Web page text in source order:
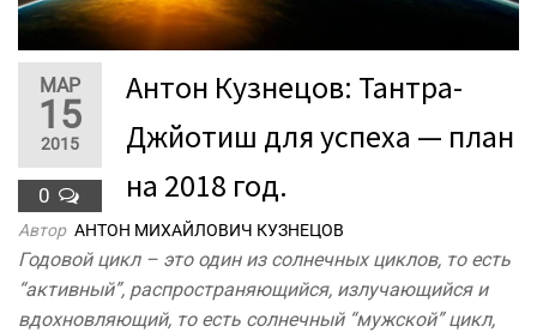
МАР
15
2015
0
Антон Кузнецов: Тантра-
Джйотиш для успеха — план
на 2018 год.
Автор АНТОН МИХАЙЛОВИЧ КУЗНЕЦОВ
Годовой цикл – это один из солнечных циклов, то есть
“активный”, распространяющийся, излучающийся и
вдохновляющий, то есть солнечный “мужской” цикл,